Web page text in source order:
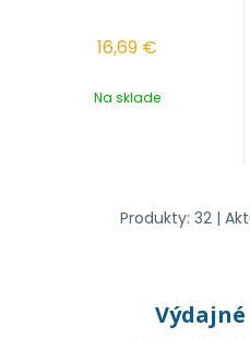
16,69 €
Na sklade
Produkty: 32 |